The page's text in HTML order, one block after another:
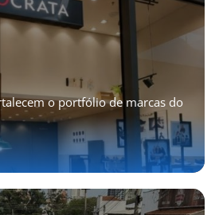
o portfólio de marcas do